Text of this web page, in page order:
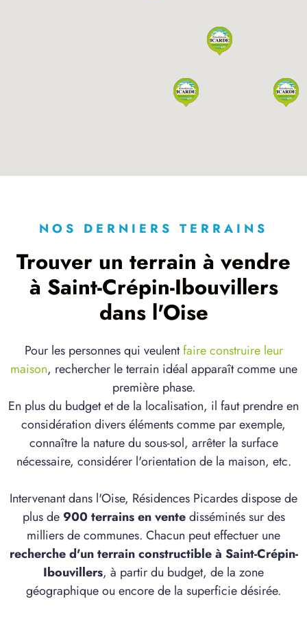
NOS DERNIERS TERRAINS
Trouver un terrain à vendre
à Saint-Crépin-Ibouvillers
dans l'Oise
Pour les personnes qui veulentfaire construire leur
maison, rechercher le terrain idéal apparaît comme une
première phase.
En plus du budget et de la localisation, il faut prendre en
considération divers éléments comme par exemple,
connaître la nature du sous-sol, arrêter la surface
nécessaire, considérer l'orientation de la maison, etc.
Intervenant dans l'Oise, Résidences Picardes dispose de
plus de 900 terrains en ventedisséminés sur des
milliers de communes. Chacun peut effectuer une
recherche d'un terrain constructible à Saint-Crépin-
Ibouvillers, à partir du budget, de la zone
géographique ou encore de la superficie désirée.